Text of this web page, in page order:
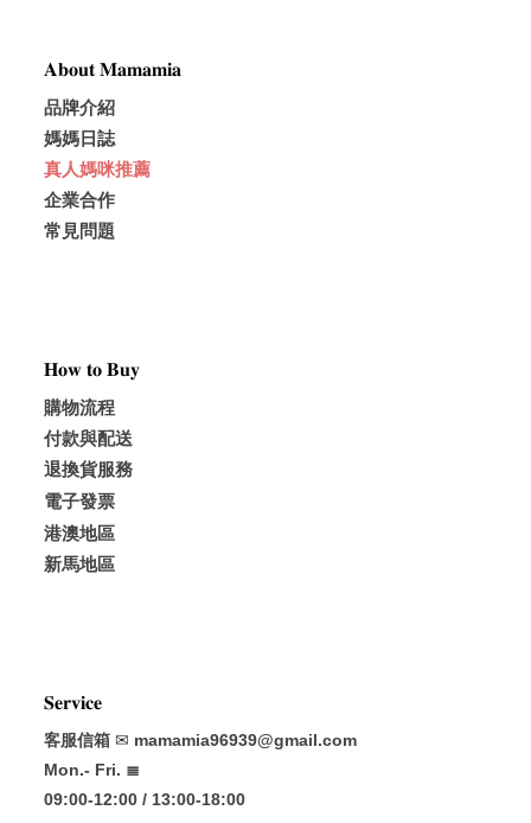
𝐀𝐛𝐨𝐮𝐭 𝐌𝐚𝐦𝐚𝐦𝐢𝐚
品牌介紹
媽媽日誌
真人媽咪推薦
企業合作
常見問題
𝐇𝐨𝐰 𝐭𝐨 𝐁𝐮𝐲
購物流程
付款與配送
退換貨服務
電子發票
港澳地區
新馬地區
𝐒𝐞𝐫𝐯𝐢𝐜𝐞
客服信箱 ✉ mamamia96939@gmail.com
Mon.- Fri. ≣
09:00-12:00 / 13:00-18:00